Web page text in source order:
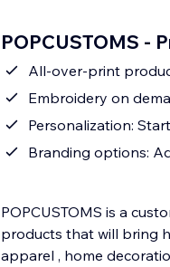
POPCUSTOMS -
All-over-print
Embroidery on
Personalization:
Branding options:
POPCUSTOMS is a
products that will bring
apparel , home